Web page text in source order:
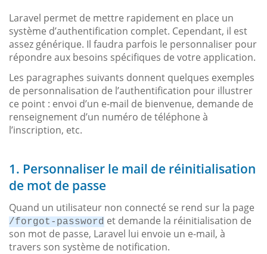
Laravel permet de mettre rapidement en place un
système d’authentification complet. Cependant, il est
assez générique. Il faudra parfois le personnaliser pour
répondre aux besoins spécifiques de votre application.
Les paragraphes suivants donnent quelques exemples
de personnalisation de l’authentification pour illustrer
ce point : envoi d’un e-mail de bienvenue, demande de
renseignement d’un numéro de téléphone à
l’inscription, etc.
1. Personnaliser le mail de réinitialisation
de mot de passe
Quand un utilisateur non connecté se rend sur la page
/forgot-password et demande la réinitialisation de
son mot de passe, Laravel lui envoie un e-mail, à
travers son système de notification.